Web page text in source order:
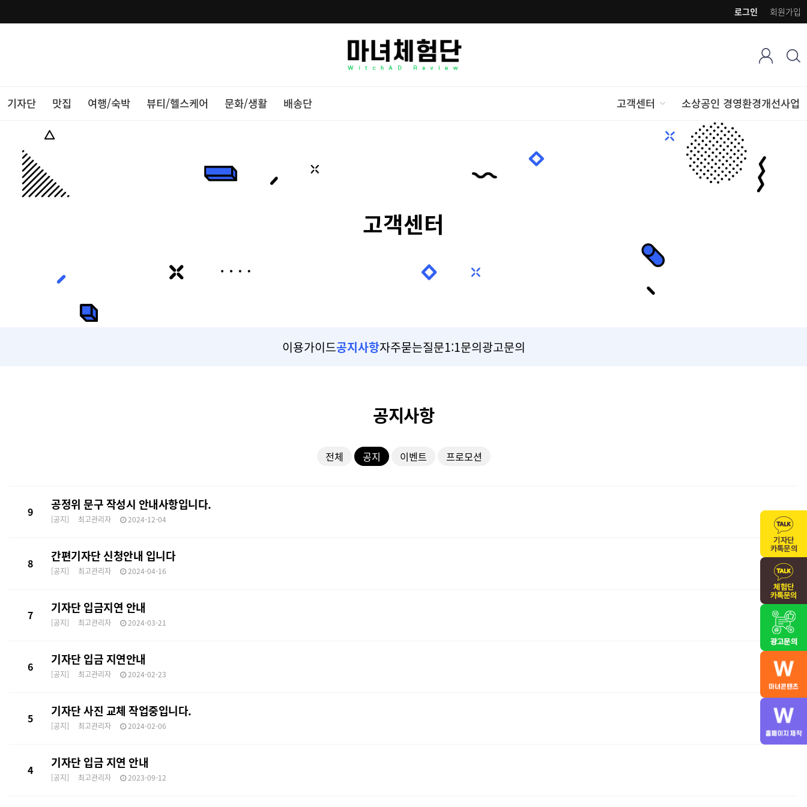
회원가입
로그인
기자단 맛집 여행/숙박 뷰티/헬스케어 문화/생활 배송단 고객센터 소상공인 경영환경개선사업
고객센터
이용가이드공지사항자주묻는질문1:1문의광고문의
공지사항
전체 공지 이벤트 프로모션
9 공정위 문구 작성시 안내사항입니다.
[공지] 최고관리자 2024-12-04
8 간편기자단 신청안내 입니다
[공지] 최고관리자 2024-04-16
7 기자단 입금지연 안내
[공지] 최고관리자 2024-03-21
6 기자단 입금 지연안내
[공지] 최고관리자 2024-02-23
5 기자단 사진 교체 작업중입니다.
[공지] 최고관리자 2024-02-06
4 기자단 입금 지연 안내
[공지] 최고관리자 2023-09-12